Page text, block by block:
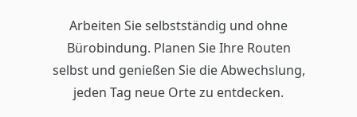
Arbeiten Sie selbstständig und ohne
Bürobindung. Planen Sie Ihre Routen
selbst und genießen Sie die Abwechslung,
jeden Tag neue Orte zu entdecken.